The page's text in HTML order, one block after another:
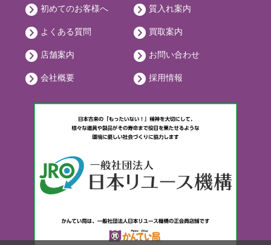
初めてのお客様へ 質入れ案内
よくある質問 買取案内
店舗案内 お問い合わせ
会社概要 採用情報